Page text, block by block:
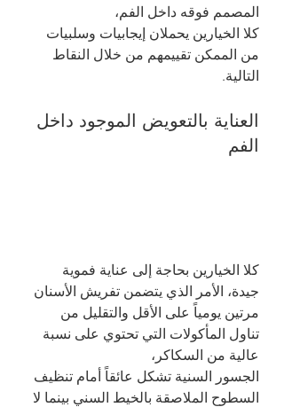
المصمم فوقه داخل الفم،
كلا الخيارين يحملان إيجابيات وسلبيات
من الممكن تقييمهم من خلال النقاط
التالية.
العناية بالتعويض الموجود داخل
الفم
كلا الخيارين بحاجة إلى عناية فموية
جيدة، الأمر الذي يتضمن تفريش الأسنان
مرتين يومياً على الأقل والتقليل من
تناول المأكولات التي تحتوي على نسبة
عالية من السكاكر،
الجسور السنية تشكل عائقاً أمام تنظيف
السطوح الملاصقة بالخيط السني بينما لا